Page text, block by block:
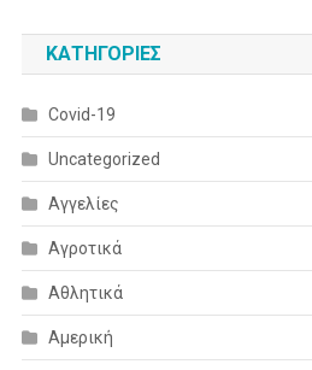
KΑΤΗΓΟΡΊΕΣ
Covid-19
Uncategorized
Αγγελίες
Αγροτικά
Αθλητικά
Αμερική